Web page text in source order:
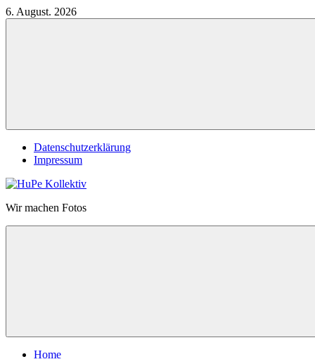
Zum
Inhalt
6. August. 2026
Datenschutzerklärung
Impressum
HuPe
Wir machen Fotos
Home